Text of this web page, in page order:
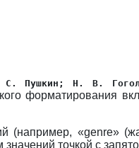
Пушкин; Н. В.
форматирования
(например, «genre»
точкой с